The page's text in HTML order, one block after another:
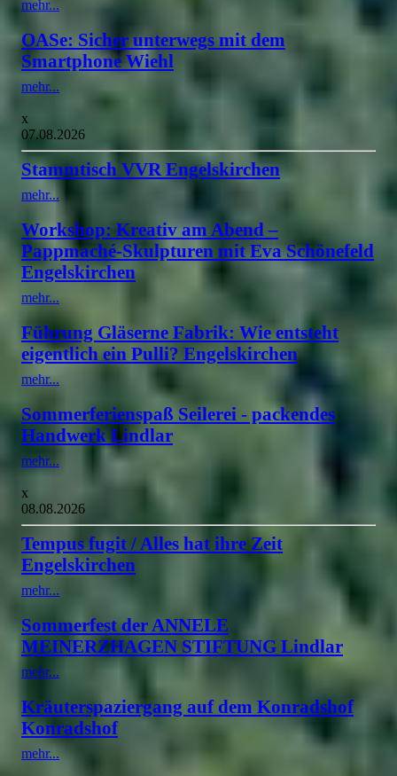
mehr...
OASe: Sicher unterwegs mit dem
Smartphone Wiehl
mehr...
x
07.08.2026
Stammtisch VVR Engelskirchen
mehr...
Workshop: Kreativ am Abend –
Pappmaché-Skulpturen mit Eva Schönefeld
Engelskirchen
mehr...
Führung Gläserne Fabrik: Wie entsteht
eigentlich ein Pulli? Engelskirchen
mehr...
Sommerferienspaß Seilerei - packendes
Handwerk Lindlar
mehr...
x
08.08.2026
Tempus fugit / Alles hat ihre Zeit
Engelskirchen
mehr...
Sommerfest der ANNELE
MEINERZHAGEN STIFTUNG Lindlar
mehr...
Kräuterspaziergang auf dem Konradshof
Konradshof
mehr...